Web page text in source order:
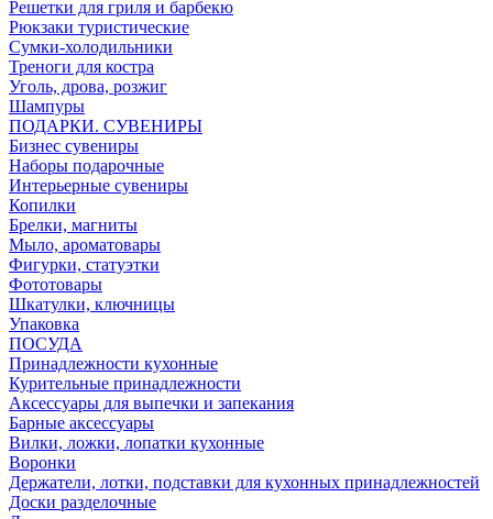
Решетки для гриля и барбекю
Рюкзаки туристические
Сумки-холодильники
Треноги для костра
Уголь, дрова, розжиг
Шампуры
ПОДАРКИ. СУВЕНИРЫ
Бизнес сувениры
Наборы подарочные
Интерьерные сувениры
Копилки
Брелки, магниты
Мыло, ароматовары
Фигурки, статуэтки
Фототовары
Шкатулки, ключницы
Упаковка
ПОСУДА
Принадлежности кухонные
Курительные принадлежности
Аксессуары для выпечки и запекания
Барные аксессуары
Вилки, ложки, лопатки кухонные
Воронки
Держатели, лотки, подставки для кухонных принадлежностей
Доски разделочные